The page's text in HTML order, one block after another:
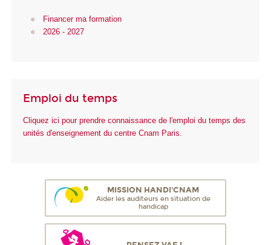
Financer ma formation
2026 - 2027
Emploi du temps
Cliquez ici pour prendre connaissance de l'emploi du temps des
unités d'enseignement du centre Cnam Paris.
MISSION HANDI'CNAM
Aider les auditeurs en situation de
handicap